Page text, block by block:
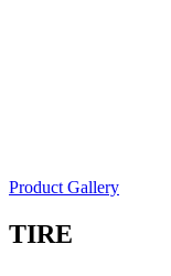
Product Gallery
TIRE